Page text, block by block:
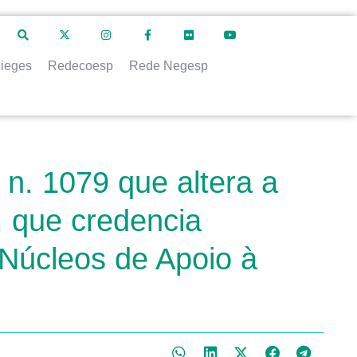
Redecoesp Rede Negesp
1079 que altera a
que credencia
de Apoio à